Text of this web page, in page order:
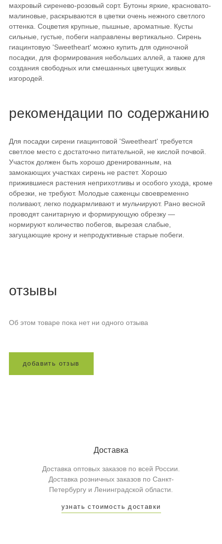
махровый сиренево-розовый сорт. Бутоны яркие, красновато-
малиновые, раскрываются в цветки очень нежного светлого
оттенка. Соцветия крупные, пышные, ароматные. Кусты
сильные, густые, побеги направлены вертикально. Сирень
гиацинтовую 'Sweetheart' можно купить для одиночной
посадки, для формирования небольших аллей, а также для
создания свободных или смешанных цветущих живых
изгородей.
рекомендации по содержанию
Для посадки сирени гиацинтовой 'Sweetheart' требуется
светлое место с достаточно питательной, не кислой почвой.
Участок должен быть хорошо дренированным, на
замокающих участках сирень не растет. Хорошо
прижившиеся растения неприхотливы и особого ухода, кроме
обрезки, не требуют. Молодые саженцы своевременно
поливают, легко подкармливают и мульчируют. Рано весной
проводят санитарную и формирующую обрезку —
нормируют количество побегов, вырезая слабые,
загущающие крону и непродуктивные старые побеги.
отзывы
Об этом товаре пока нет ни одного отзыва
доба вит ь отз ыв
Доставка
Доставка оптовых заказов по всей России.
Доставка розничных заказов по Санкт-
Петербургу и Ленинградской области.
узнать стоимость доставки